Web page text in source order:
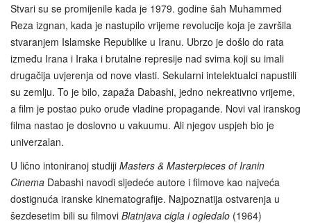
Stvari su se promijenile kada je 1979. godine šah Muhammed
Reza izgnan, kada je nastupilo vrijeme revolucije koja je završila
stvaranjem Islamske Republike u Iranu. Ubrzo je došlo do rata
između Irana i Iraka i brutalne represije nad svima koji su imali
drugačija uvjerenja od nove vlasti. Sekularni intelektualci napustili
su zemlju. To je bilo, zapaža Dabashi, jedno nekreativno vrijeme,
a film je postao puko oruđe vladine propagande. Novi val iranskog
filma nastao je doslovno u vakuumu. Ali njegov uspjeh bio je
univerzalan.
U lično intoniranoj studiji Masters & Masterpieces of Iranin
Cinema Dabashi navodi sljedeće autore i filmove kao najveća
dostignuća iranske kinematografije. Najpoznatija ostvarenja u
šezdesetim bili su filmovi Blatnjava cigla i ogledalo (1964)